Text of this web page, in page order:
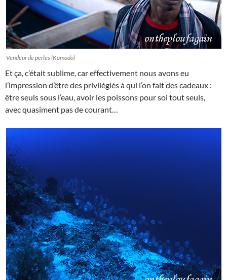
Vendeur de perles (Komodo)
Et ça, c’était sublime, car effectivement nous avons eu
l’impression d’être des privilégiés à qui l’on fait des cadeaux :
être seuls sous l’eau, avoir les poissons pour soi tout seuls,
avec quasiment pas de courant…